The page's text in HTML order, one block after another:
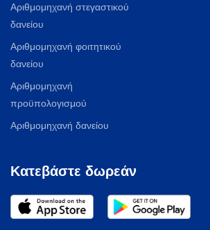
Αριθμομηχανή στεγαστικού
δανείου
Αριθμομηχανή φοιτητικού
δανείου
Αριθμομηχανή
προϋπολογισμού
Αριθμομηχανή δανείου
Κατεβάστε δωρεάν